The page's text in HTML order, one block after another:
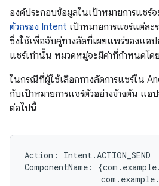
องค์ประกอบข้อมูลในเป้าหมายการแชร์จ
ตัวกรอง Intent เป้าหมายการแชร์แต่ล
ซึ่งใช้เพื่อจับคู่ทางลัดที่เผยแพร่ของแอป
แชร์เท่านั้น หมวดหมู่จะมีค่าที่กำหนดโด
ในกรณีที่ผู้ใช้เลือกทางลัดการแชร์ใน
กับเป้าหมายการแชร์ตัวอย่างข้างต้น แอ
ต่อไปนี้
Action : Intent.ACTION_SEND
ComponentName : {com . example.
com . example.